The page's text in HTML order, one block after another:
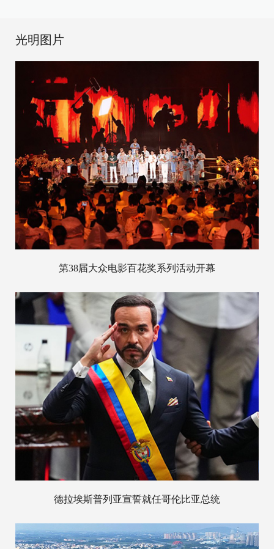
光明图片
第38届大众电影百花奖系列活动开幕
德拉埃斯普列亚宣誓就任哥伦比亚总统